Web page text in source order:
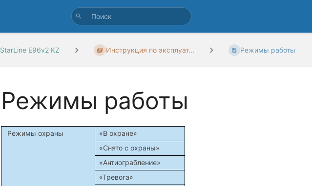
StarLine E96v2 KZ Инструкция по эксплуат... Режимы работы
Режимы работы
Режимы охраны
«В охране»
«Снято с охраны»
«Антиограбление»
«Тревога»